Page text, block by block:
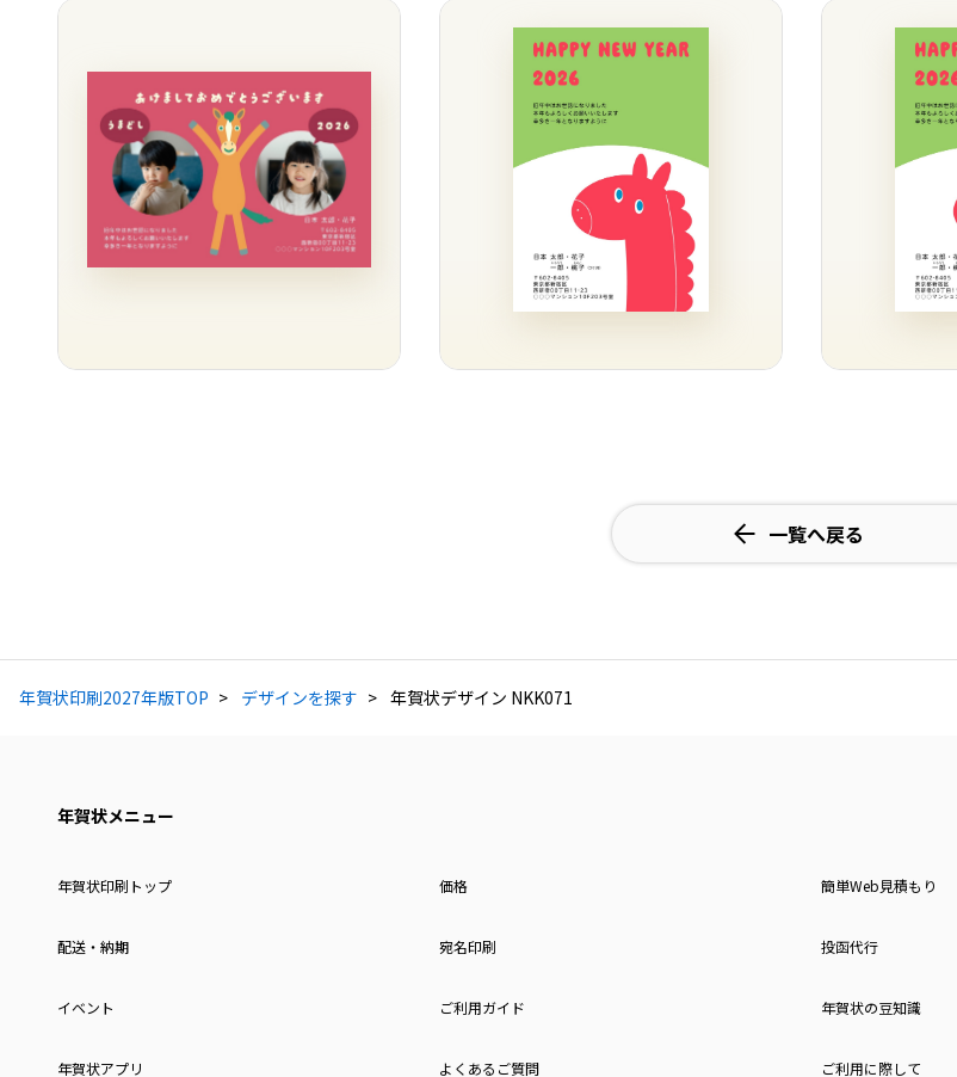
一覧へ戻る
年賀状印刷2027年版TOP デザインを探す 年賀状デザイン NKK071
年賀状メニュー
年賀状印刷トップ 価格 簡単Web見積もり
配送・納期 宛名印刷 投函代行
イベント ご利用ガイド 年賀状の豆知識
年賀状アプリ よくあるご質問 ご利用に際して